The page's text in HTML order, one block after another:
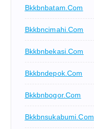
Bkkbnbatam.com
Bkkbncimahi.com
Bkkbnbekasi.com
Bkkbndepok.com
Bkkbnbogor.com
Bkkbnsukabumi.com